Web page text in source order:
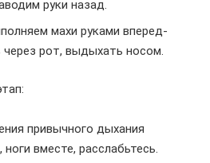
руки назад.
махи руками вперед-
рот, выдыхать носом.
привычного дыхания
ноги вместе, расслабьтесь.